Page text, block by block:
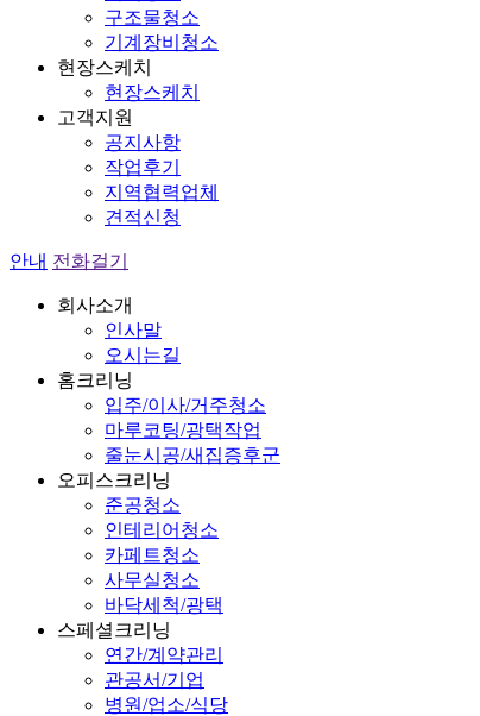
구조물청소
기계장비청소
현장스케치
현장스케치
고객지원
공지사항
작업후기
지역협력업체
견적신청
안내 전화걸기
회사소개
인사말
오시는길
홈크리닝
입주/이사/거주청소
마루코팅/광택작업
줄눈시공/새집증후군
오피스크리닝
준공청소
인테리어청소
카페트청소
사무실청소
바닥세척/광택
스페셜크리닝
연간/계약관리
관공서/기업
병원/업소/식당